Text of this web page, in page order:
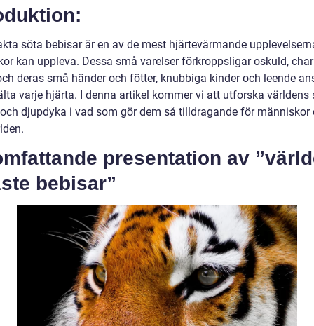
söta bebisar är en av de mest hjärtevärmande
kan uppleva. Dessa små varelser förkroppsligar oskuld,
deras små händer och fötter, knubbiga kinder och leende
varje hjärta. I denna artikel kommer vi att utforska världens
djupdyka i vad som gör dem så tilldragande för människor
presentation av
bebisar”